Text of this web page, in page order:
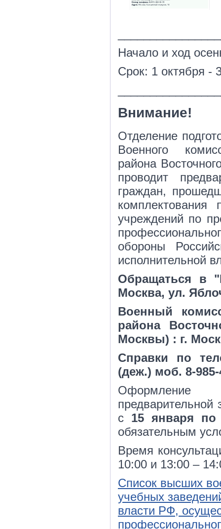
Начало и ход
Срок: 1 октября -
Внимание!
Отделение
Военного
района
проводит
граждан,
комплектования
учреждений по
обороны
исполнительной
Обращаться в
Москва, ул.
Военный
района
Москвы) : г.
Справки по
(деж.) моб. 8-985-
Оформление
с 15 января по
обязательным
Время
10:00 и 13:00 –
Список высших
учебных
власти РФ,